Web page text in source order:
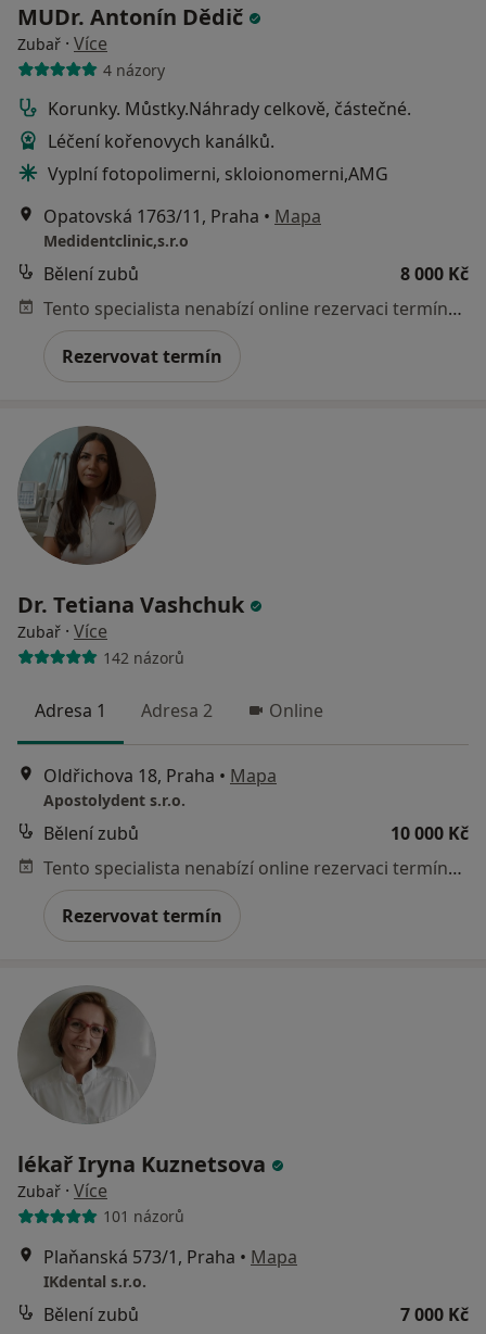
MUDr. Antonín Dědič
Zubař · Více
4 názory
Korunky. Můstky.Náhrady celkově, částečné.
Léčení kořenovych kanálků.
Vyplní fotopolimerni, skloionomerni,AMG
Opatovská 1763/11, Praha • Mapa
Medidentclinic,s.r.o
Bělení zubů
8 000 Kč
Tento specialista nenabízí online rezervaci termínu na této adrese.
Rezervovat termín
Dr. Tetiana Vashchuk
Zubař · Více
142 názorů
Adresa 1 Adresa 2 Online
Oldřichova 18, Praha • Mapa
Apostolydent s.r.o.
Bělení zubů
10 000 Kč
Tento specialista nenabízí online rezervaci termínu na této adrese.
Rezervovat termín
lékař Iryna Kuznetsova
Zubař · Více
101 názorů
Plaňanská 573/1, Praha • Mapa
IKdental s.r.o.
Bělení zubů
7 000 Kč